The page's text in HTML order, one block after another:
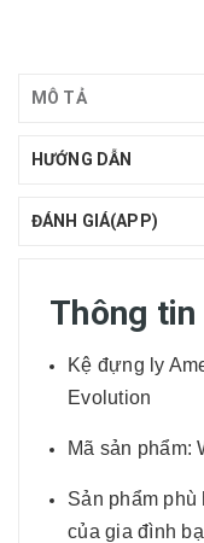
MÔ TẢ
HƯỚNG DẪN
ĐÁNH GIÁ(APP)
Thông tin
Kệ đựng ly
Evolution
Mã sản phẩm:
Sản phẩm
của gia đình